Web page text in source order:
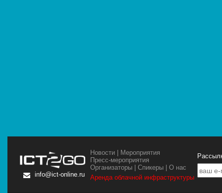
info@ict-online.ru
Новости
Мероприятия
Пресс-мероприятия
Организаторы |Спикеры |О нас
Аренда облачной инфраструктуры